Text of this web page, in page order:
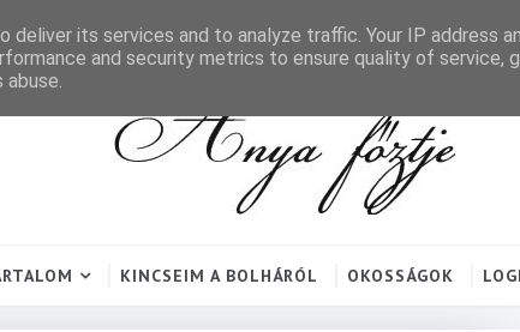
KINCSEIM A BOLHÁRÓL OKOSSÁGOK
deliver its services and to analyze traffic. Your IP address
and security metrics to ensure quality of service,